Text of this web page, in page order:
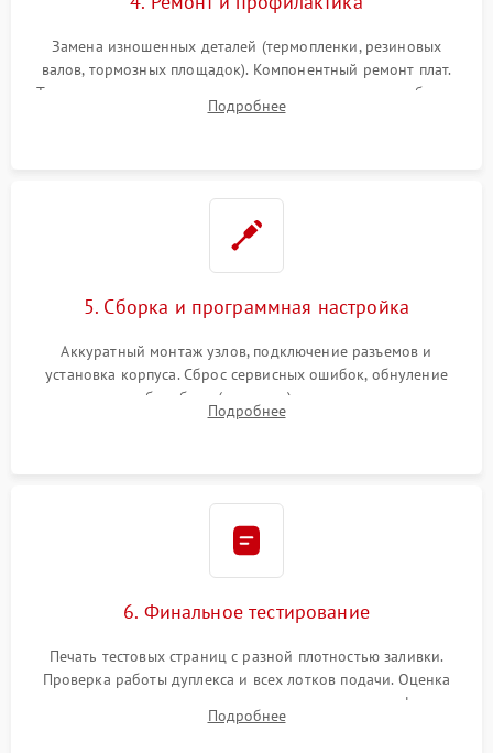
Замена изношенных деталей (термопленки, резиновых
валов, тормозных площадок). Компонентный ремонт плат.
Тщательная очистка тракта печати, контактов и линз блока
лазера (LSU) от просыпанного тонера и пыли.
Подробнее
5. Сборка и программная настройка
Аккуратный монтаж узлов, подключение разъемов и
установка корпуса. Сброс сервисных ошибок, обнуление
счетчиков абсорбера (памперса) или узла переноса,
обновление прошивки и программная калибровка аппарата.
Подробнее
6. Финальное тестирование
Печать тестовых страниц с разной плотностью заливки.
Проверка работы дуплекса и всех лотков подачи. Оценка
качества запекания тонера и полное отсутствие дефектов
изображения перед выдачей готового устройства.
Подробнее